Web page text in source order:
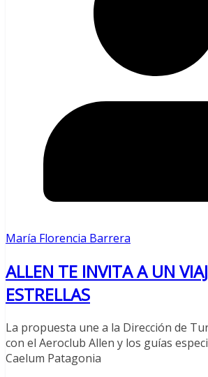
María Florencia Barrera
ALLEN TE INVITA A UN
ESTRELLAS
La propuesta une a la Dirección de
con el Aeroclub Allen y los guías
Caelum Patagonia